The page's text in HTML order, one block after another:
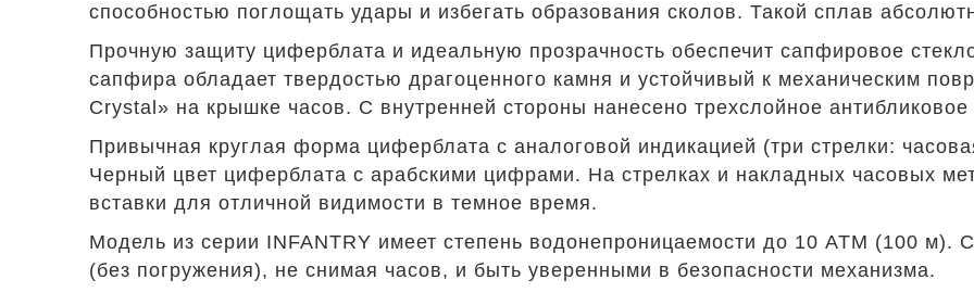
способностью поглощать удары и избегать образования сколов. Такой сплав
Прочную защиту циферблата и идеальную прозрачность обеспечит сапфировое
сапфира обладает твердостью драгоценного камня и устойчивый к механическим
Crystal» на крышке часов. С внутренней стороны нанесено трехслойное антибликовое
Привычная круглая форма циферблата с аналоговой индикацией (три стрелки:
Черный цвет циферблата с арабскими цифрами. На стрелках и накладных часовых
вставки для отличной видимости в темное время.
Модель из серии INFANTRY имеет степень водонепроницаемости до 10 АТМ (100 м).
(без погружения), не снимая часов, и быть уверенными в безопасности механизма.